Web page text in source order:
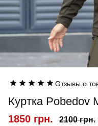
Отзывы о
Куртка Pobedov
1850 грн. 2100 грн.